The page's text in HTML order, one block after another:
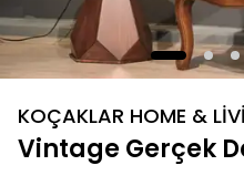
KOÇAKLAR HOME &
Vintage Gerçek